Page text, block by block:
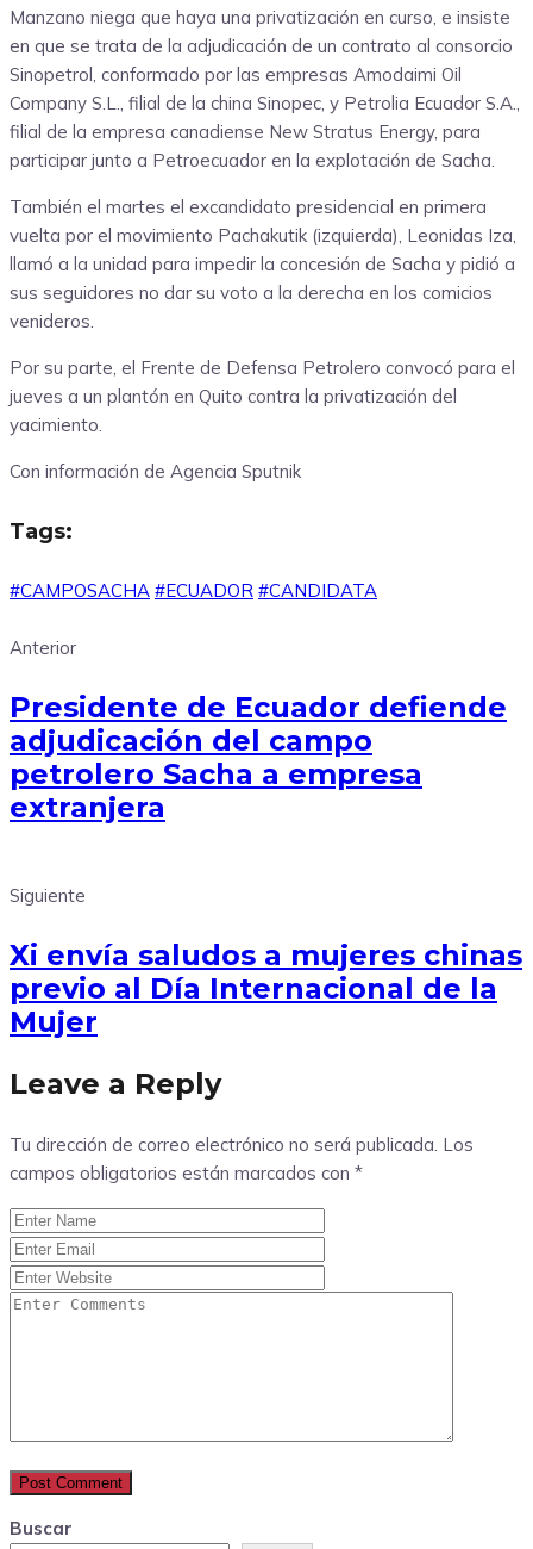
Manzano niega que haya una privatización en curso, e insiste
en que se trata de la adjudicación de un contrato al consorcio
Sinopetrol, conformado por las empresas Amodaimi Oil
Company S.L., filial de la china Sinopec, y Petrolia Ecuador S.A.,
filial de la empresa canadiense New Stratus Energy, para
participar junto a Petroecuador en la explotación de Sacha.
También el martes el excandidato presidencial en primera
vuelta por el movimiento Pachakutik (izquierda), Leonidas Iza,
llamó a la unidad para impedir la concesión de Sacha y pidió a
sus seguidores no dar su voto a la derecha en los comicios
venideros.
Por su parte, el Frente de Defensa Petrolero convocó para el
jueves a un plantón en Quito contra la privatización del
yacimiento.
Con información de Agencia Sputnik
Tags:
#CAMPOSACHA #ECUADOR #CANDIDATA
Anterior
Presidente de Ecuador defiende
adjudicación del campo
petrolero Sacha a empresa
extranjera
Siguiente
Xi envía saludos a mujeres chinas
previo al Día Internacional de la
Mujer
Leave a Reply
Tu dirección de correo electrónico no será publicada. Los
campos obligatorios están marcados con *
Buscar